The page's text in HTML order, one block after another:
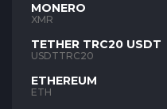
MONERO
XMR
TETHER TRC20 USDT
USDTTRC20
ETHEREUM
ETH